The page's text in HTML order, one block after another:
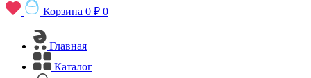
Корзина 0 ₽ 0
Главная
Каталог